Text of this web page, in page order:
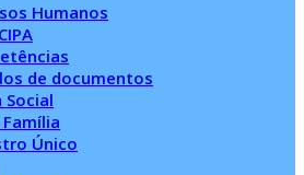
Humanos
CIPA
de documentos
Único